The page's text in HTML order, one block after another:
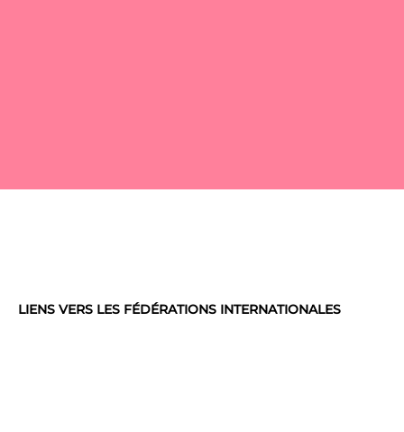
LIENS VERS LES FÉDÉRATIONS INTERNATIONALES